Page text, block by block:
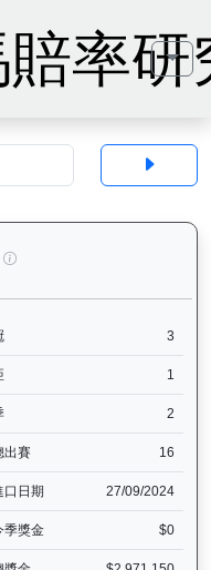
率研
3
1
2
出賽 16
口日期 27/09/2024
季獎金 $0